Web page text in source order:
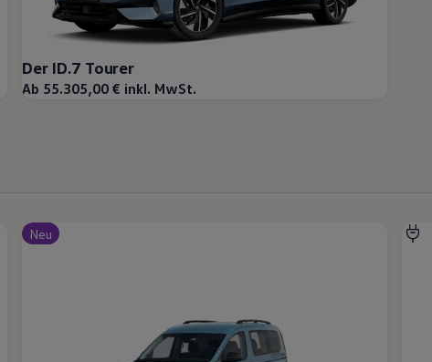
Der ID.7 Tourer
Ab 55.305,00 € inkl. MwSt.
Neu